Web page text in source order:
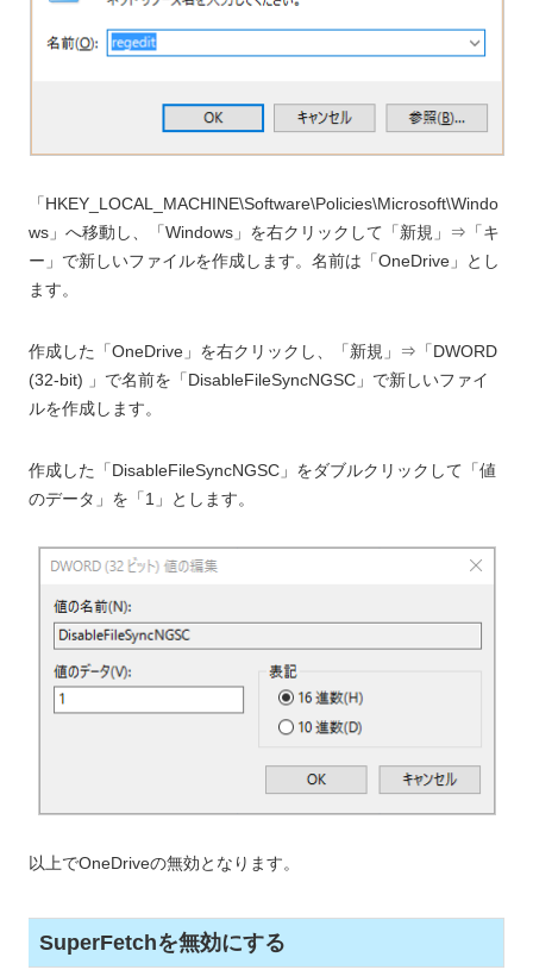
「HKEY_LOCAL_MACHINE\Software\Policies\Microsoft\Windo
ws」へ移動し、「Windows」を右クリックして「新規」⇒「キ
ー」で新しいファイルを作成します。名前は「OneDrive」とし
ます。
作成した「OneDrive」を右クリックし、「新規」⇒「DWORD
(32-bit) 」で名前を「DisableFileSyncNGSC」で新しいファイ
ルを作成します。
作成した「DisableFileSyncNGSC」をダブルクリックして「値
のデータ」を「1」とします。
以上でOneDriveの無効となります。
SuperFetchを無効にする